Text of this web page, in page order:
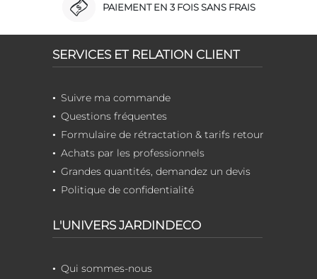
PAIEMENT EN 3 FOIS SANS FRAIS
SERVICES ET RELATION CLIENT
Suivre ma commande
Questions fréquentes
Formulaire de rétractation & tarifs retour
Achats par les professionnels
Grandes quantités, demandez un devis
Politique de confidentialité
L'UNIVERS JARDINDECO
Qui sommes-nous